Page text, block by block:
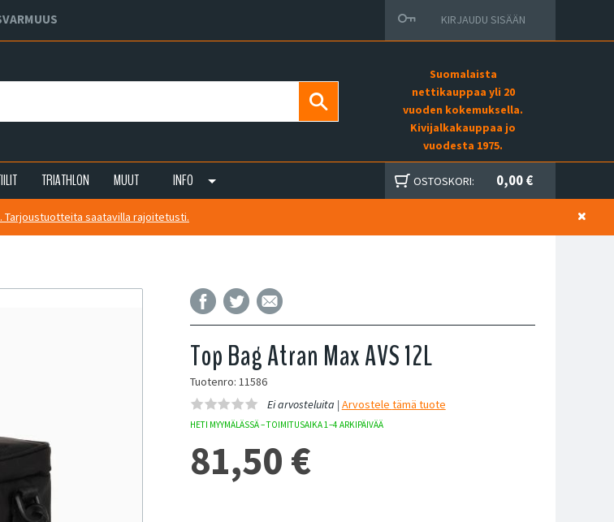
KIRJAUDU SISÄÄN
Suomalaista
nettikauppaa yli 20
vuoden kokemuksella.
Kivijalkakauppaa jo
vuodesta 1975.
TRIATHLON MUUT INFO OSTOSKORI: 0,00 €
Tarjoustuotteita saatavilla rajoitetusti.
Top Bag Atran Max AVS 12L
Tuotenro: 11586
Ei arvosteluita | Arvostele tämä tuote
HETI MYYMÄLÄSSÄ – TOIMITUSAIKA 1–4 ARKIPÄIVÄÄ
81,50 €